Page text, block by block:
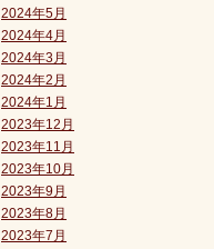
2024年5月
2024年4月
2024年3月
2024年2月
2024年1月
2023年12月
2023年11月
2023年10月
2023年9月
2023年8月
2023年7月